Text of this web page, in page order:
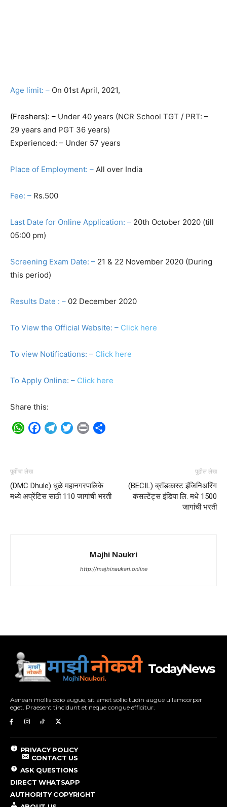
Age limit: – On 01st April, 2021,
(Freshers): – Under 40 years (NCR School TGT / PRT: –
29 years and PGT 36 years)
Experienced: – Under 57 years
Place of Employment: – All over India
Fee: – Rs.500
Last Date for Online Application: – 20th October 2020 (till
05:00 pm)
Screening Exam Date: – 21 & 22 November 2020 (During
this period)
Results Date : – 02 December 2020
To View the Official Website: – Click here
To view Notifications: – Click here
To Apply Online: – Click here
Share this:
WhatsApp
Facebook
TelegramTwitterPrint
पूर्वीचा लेख
(DMC Dhule) धुळे महानगरपालिके
मध्ये अप्रेंटिस साठी 110 जागांची भरती
पुढील लेख
(BECIL) ब्रॉडकास्ट इंजिनिअरिंग
कंसल्टेंट्स इंडिया लि. मधे 1500
जागांची भरती
Majhi Naukri
http://majhinaukari.online
TodayNews
Aenean mollis odio augue, sit amet sollicitudin augue ullamcorper
eget. Praesent tincidunt et neque congue efficitur.
PRIVACY POLICY
CONTACT US
ASK QUESTIONS
DIRECT WHATSAPP
AUTHORITY COPYRIGHT